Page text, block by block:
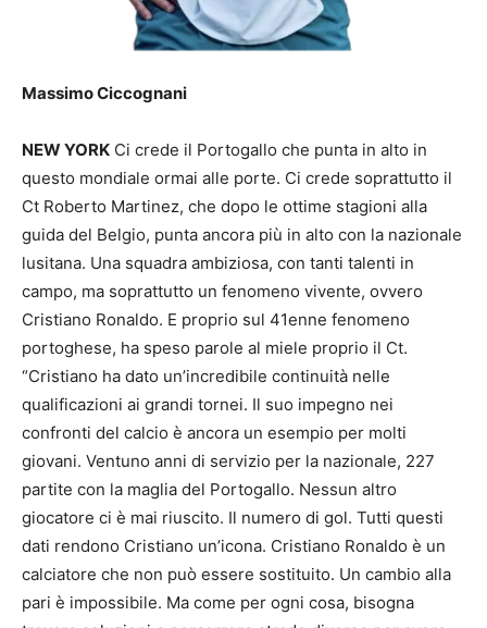
Massimo Ciccognani
NEW YORK Ci crede il Portogallo che punta in alto in
questo mondiale ormai alle porte. Ci crede soprattutto il
Ct Roberto Martinez, che dopo le ottime stagioni alla
guida del Belgio, punta ancora più in alto con la nazionale
lusitana. Una squadra ambiziosa, con tanti talenti in
campo, ma soprattutto un fenomeno vivente, ovvero
Cristiano Ronaldo. E proprio sul 41enne fenomeno
portoghese, ha speso parole al miele proprio il Ct.
“Cristiano ha dato un’incredibile continuità nelle
qualificazioni ai grandi tornei. Il suo impegno nei
confronti del calcio è ancora un esempio per molti
giovani. Ventuno anni di servizio per la nazionale, 227
partite con la maglia del Portogallo. Nessun altro
giocatore ci è mai riuscito. Il numero di gol. Tutti questi
dati rendono Cristiano un’icona. Cristiano Ronaldo è un
calciatore che non può essere sostituito. Un cambio alla
pari è impossibile. Ma come per ogni cosa, bisogna